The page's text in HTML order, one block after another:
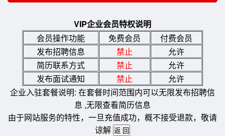
VIP企业会员特权说明
会员操作功能
免费会员
付费会员
发布招聘信息
禁止
允许
简历联系方式
禁止
允许
发布面试通知
禁止
允许
企业入驻套餐说明: 在套餐时间范围内可以无限发布招聘信
息 ,无限查看简历信息
由于网站服务的特性，一旦充值成功，概不接受退款，敬请
谅解